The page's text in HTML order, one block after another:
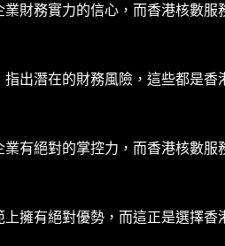
財務實力的信心，而香港核數服
出潛在的財務風險，這些都是香
有絕對的掌控力，而香港核數服
擁有絕對優勢，而這正是選擇香